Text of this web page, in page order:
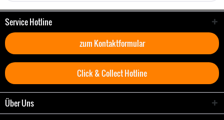
Service Hotline
zum Kontaktformular
Click & Collect Hotline
Über Uns